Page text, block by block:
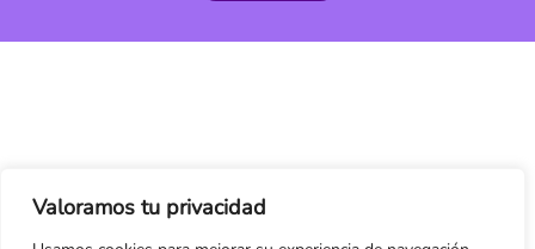
Valoramos tu privacidad